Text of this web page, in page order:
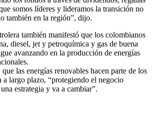
somos líderes y lideramos la transición no
también en la región”, dijo.
también manifestó que los colombianos
diesel, jet y petroquímica y gas de buena
avanzando en la producción de energías
las energías renovables hacen parte de los
a largo plazo, “protegiendo el negocio
estrategia y va a cambiar”.